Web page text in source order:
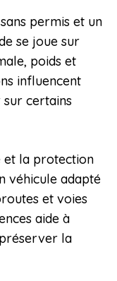
permis et un
se joue sur
poids et
influencent
certains
et la protection
véhicule adapté
et voies
aide à
la